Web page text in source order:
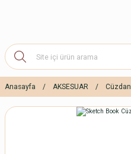
Anasayfa AKSESUAR Cüzdan